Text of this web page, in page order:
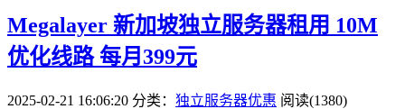
Megalayer 新加坡独立服务器租用 10M
优化线路 每月399元
2025-02-21 16:06:20 分类： 独立服务器优惠 阅读(1380)